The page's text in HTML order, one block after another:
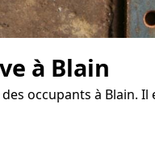
à Blain
occupants à Blain. Il